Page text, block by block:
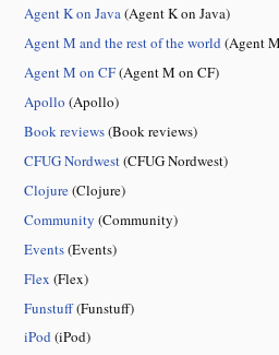
Agent K on Java(Agent K on Java)
Agent M and the rest of the world(Agent
Agent M on CF(Agent M on CF)
Apollo (Apollo)
Book reviews(Book reviews)
CFUG Nordwest(CFUG Nordwest)
Clojure(Clojure)
Community (Community)
Events(Events)
Flex (Flex)
Funstuff(Funstuff)
iPod(iPod)